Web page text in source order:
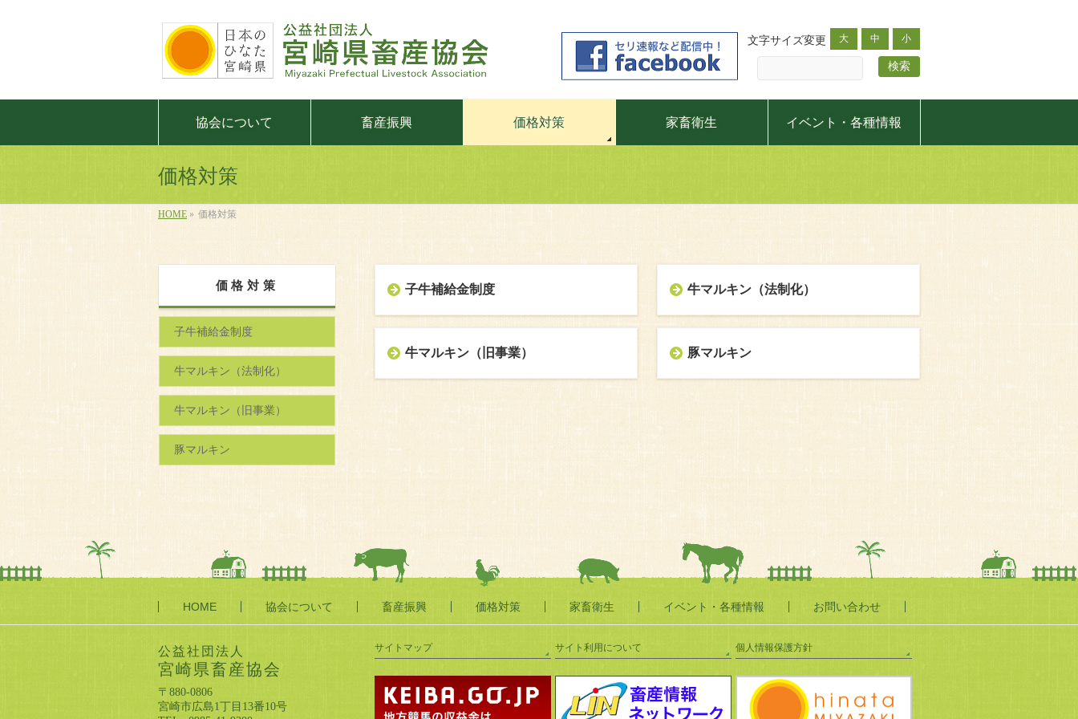
文字サイズ変更 大 中 小
協会について 畜産振興 価格対策 家畜衛生 イベント・各種情報
価格対策
HOME » 価格対策
子牛補給金制度 牛マルキン（法制化）
牛マルキン（旧事業） 豚マルキン
価格対策
子牛補給金制度
牛マルキン（法制化）
牛マルキン（旧事業）
豚マルキン
HOME 協会について 畜産振興 価格対策 家畜衛生 イベント・各種情報 お問い合わせ
公益社団法人
宮崎県畜産協会
〒880-0806
宮崎市広島1丁目13番10号
サイトマップ サイト利用について 個人情報保護方針